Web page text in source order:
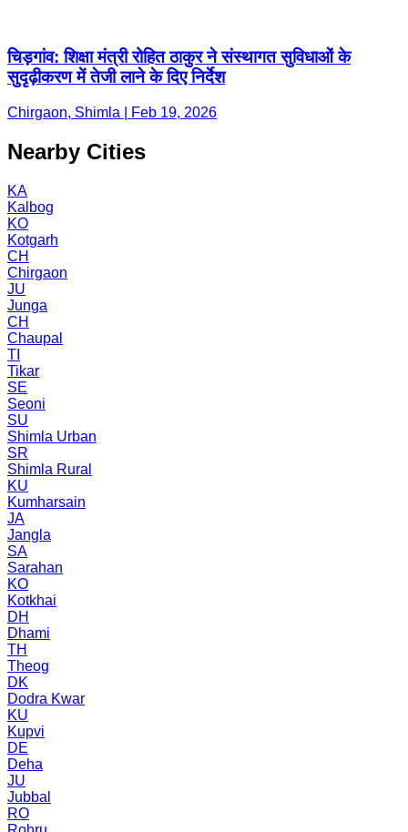
चिड़गांव: शिक्षा मंत्री रोहित ठाकुर ने संस्थागत सुविधाओं के
सुदृढ़ीकरण में तेजी लाने के दिए निर्देश
Chirgaon, Shimla | Feb 19, 2026
Nearby Cities
KA
Kalbog
KO
Kotgarh
CH
Chirgaon
JU
Junga
CH
Chaupal
TI
Tikar
SE
Seoni
SU
Shimla Urban
SR
Shimla Rural
KU
Kumharsain
JA
Jangla
SA
Sarahan
KO
Kotkhai
DH
Dhami
TH
Theog
DK
Dodra Kwar
KU
Kupvi
DE
Deha
JU
Jubbal
RO